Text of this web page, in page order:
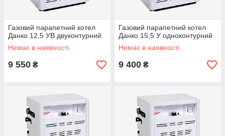
Газовий парапетний котел
Данко 12,5 УВ двуконтурний
Немає в наявності
9 550 ₴
Газовий парапетний котел
Данко 15,5 У одноконтурний
Немає в наявності
9 400 ₴